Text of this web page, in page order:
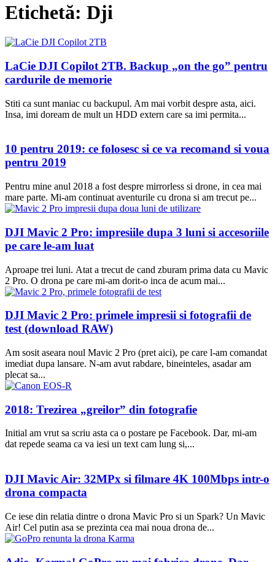
Etichetă: Dji
LaCie DJI Copilot 2TB. Backup „on the go” pentru
cardurile de memorie
Stiti ca sunt maniac cu backupul. Am mai vorbit despre asta, aici.
Insa, imi doream de mult un HDD extern care sa imi permita...
10 pentru 2019: ce folosesc si ce va recomand si voua
pentru 2019
Pentru mine anul 2018 a fost despre mirrorless si drone, in cea mai
mare parte. Mi-am continuat aventurile cu drona si am trecut pe...
DJI Mavic 2 Pro: impresiile dupa 3 luni si accesoriile
pe care le-am luat
Aproape trei luni. Atat a trecut de cand zburam prima data cu Mavic
2 Pro. O drona pe care mi-am dorit-o inca de acum mai...
DJI Mavic 2 Pro: primele impresii si fotografii de
test (download RAW)
Am sosit aseara noul Mavic 2 Pro (pret aici), pe care l-am comandat
imediat dupa lansare. N-am avut rabdare, bineinteles, asadar am
plecat sa...
2018: Trezirea „greilor” din fotografie
Initial am vrut sa scriu asta ca o postare pe Facebook. Dar, mi-am
dat repede seama ca va iesi un text cam lung si,...
DJI Mavic Air: 32MPx si filmare 4K 100Mbps intr-o
drona compacta
Ce iese din relatia dintre o drona Mavic Pro si un Spark? Un Mavic
Air! Cel putin asa se prezinta cea mai noua drona de...